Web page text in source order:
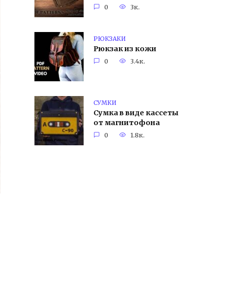
0 3к.
РЮКЗАКИ
Рюкзак из кожи
0 3.4к.
СУМКИ
Сумка в виде кассеты
от магнитофона
0 1.8к.